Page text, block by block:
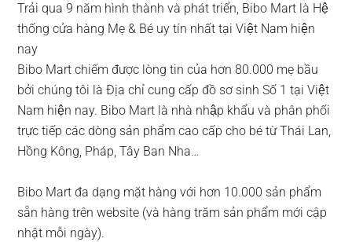
Trải qua 9 năm hình thành và phát triển, Bibo Mart là Hệ
thống cửa hàng Mẹ & Bé uy tín nhất tại Việt Nam hiện
nay
Bibo Mart chiếm được lòng tin của hơn 80.000 mẹ bầu
bởi chúng tôi là Địa chỉ cung cấp đồ sơ sinh Số 1 tại Việt
Nam hiện nay. Bibo Mart là nhà nhập khẩu và phân phối
trực tiếp các dòng sản phẩm cao cấp cho bé từ Thái Lan,
Hồng Kông, Pháp, Tây Ban Nha…
Bibo Mart đa dạng mặt hàng với hơn 10.000 sản phẩm
sẵn hàng trên website (và hàng trăm sản phẩm mới cập
nhật mỗi ngày).